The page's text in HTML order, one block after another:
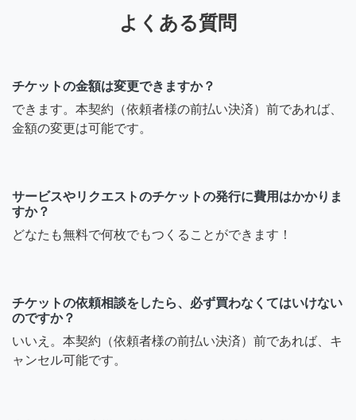
よくある質問
チケットの金額は変更できますか？
できます。本契約（依頼者様の前払い決済）前であれば、
金額の変更は可能です。
サービスやリクエストのチケットの発行に費用はかかりま
すか？
どなたも無料で何枚でもつくることができます！
チケットの依頼相談をしたら、必ず買わなくてはいけない
のですか？
いいえ。本契約（依頼者様の前払い決済）前であれば、キ
ャンセル可能です。